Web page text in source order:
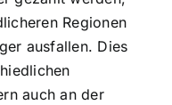
Regionen
ausfallen. Dies
auch an der